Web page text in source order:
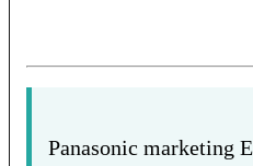
Panasonic